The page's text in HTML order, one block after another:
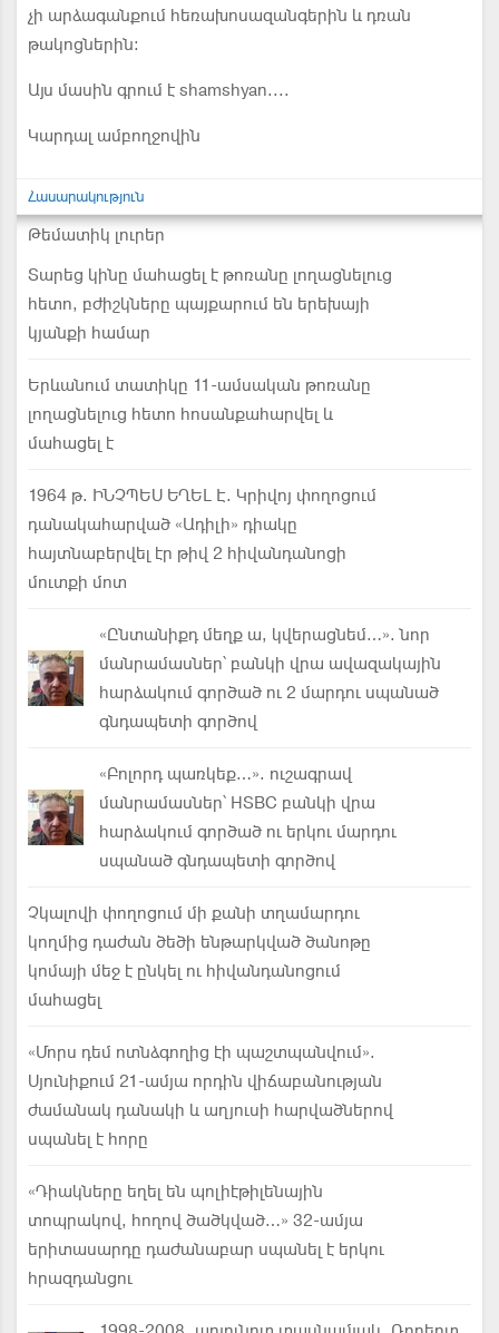
չի արձագանքում հեռախոսազանգերին և դռան
թակոցներին։
Այս մասին գրում է shamshyan....
Կարդալ ամբողջովին
Հասարակություն
Թեմատիկ լուրեր
Տարեց կինը մահացել է թոռանը լողացնելուց
հետո, բժիշկները պայքարում են երեխայի
կյանքի համար
Երևանում տատիկը 11-ամսական թոռանը
լողացնելուց հետո հոսանքահարվել և
մահացել է
1964 թ. ԻՆՉՊԵՍ ԵՂԵԼ Է. Կրիվոյ փողոցում
դանակահարված «Ադիլի» դիակը
հայտնաբերվել էր թիվ 2 հիվանդանոցի
մուտքի մոտ
«Ընտանիքդ մեղք ա, կվերացնեմ…». նոր
մանրամասներ՝ բանկի վրա ավազակային
հարձակում գործած ու 2 մարդու սպանած
գնդապետի գործով
«Բոլորդ պառկեք…». ուշագրավ
մանրամասներ՝ HSBC բանկի վրա
հարձակում գործած ու երկու մարդու
սպանած գնդապետի գործով
Չկալովի փողոցում մի քանի տղամարդու
կողմից դաժան ծեծի ենթարկված ծանոթը
կոմայի մեջ է ընկել ու հիվանդանոցում
մահացել
«Մորս դեմ ոտնձգողից էի պաշտպանվում».
Սյունիքում 21-ամյա որդին վիճաբանության
ժամանակ դանակի և աղյուսի հարվածներով
սպանել է հորը
«Դիակները եղել են պոլիէթիլենային
տոպրակով, հողով ծածկված…» 32-ամյա
երիտասարդը դաժանաբար սպանել է երկու
հրազդանցու